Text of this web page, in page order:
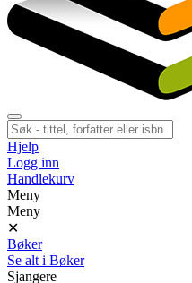
Hjelp
Logg inn
Handlekurv
Meny
Meny
✕
Bøker
Se alt i Bøker
Sjangere